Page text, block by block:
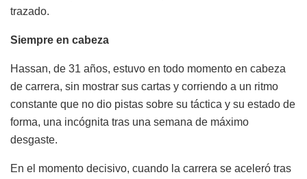
trazado.
Siempre en cabeza
Hassan, de 31 años, estuvo en todo momento en cabeza
de carrera, sin mostrar sus cartas y corriendo a un ritmo
constante que no dio pistas sobre su táctica y su estado de
forma, una incógnita tras una semana de máximo
desgaste.
En el momento decisivo, cuando la carrera se aceleró tras